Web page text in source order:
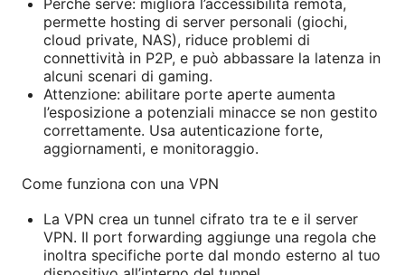
Perché serve: migliora l’accessibilità remota,
permette hosting di server personali (giochi,
cloud private, NAS), riduce problemi di
connettività in P2P, e può abbassare la latenza in
alcuni scenari di gaming.
Attenzione: abilitare porte aperte aumenta
l’esposizione a potenziali minacce se non gestito
correttamente. Usa autenticazione forte,
aggiornamenti, e monitoraggio.
Come funziona con una VPN
La VPN crea un tunnel cifrato tra te e il server
VPN. Il port forwarding aggiunge una regola che
inoltra specifiche porte dal mondo esterno al tuo